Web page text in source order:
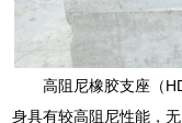
高阻尼橡胶支座（
身具有较高阻尼性能，无